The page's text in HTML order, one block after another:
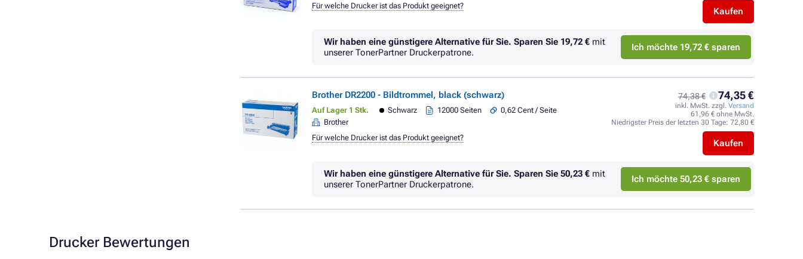
Kaufen
Für welche Drucker ist das Produkt geeignet?
Wir haben eine günstigere Alternative für Sie. Sparen Sie 19,72 € mit
unserer TonerPartner Druckerpatrone.
Ich möchte 19,72 € sparen
Brother DR2200 - Bildtrommel, black (schwarz)
Auf Lager 1 Stk. Schwarz 12000 Seiten
0,62 Cent / Seite
Brother
74,38 € 74,35 €
inkl. MwSt. zzgl. Versand
61,96 € ohne MwSt.
Niedrigster Preis der letzten 30 Tage: 72,80 €
Kaufen
Für welche Drucker ist das Produkt geeignet?
Wir haben eine günstigere Alternative für Sie. Sparen Sie 50,23 € mit
unserer TonerPartner Druckerpatrone.
Ich möchte 50,23 € sparen
Drucker Bewertungen